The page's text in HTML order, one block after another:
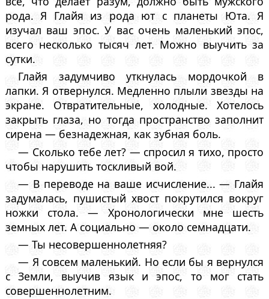
рода. Я Глайя из рода ют с планеты Юта. Я
изучал ваш эпос. У вас очень маленький эпос,
всего несколько тысяч лет. Можно выучить за
сутки.
Глайя задумчиво уткнулась мордочкой в
лапки. Я отвернулся. Медленно плыли звезды на
экране. Отвратительные, холодные. Хотелось
закрыть глаза, но тогда пространство заполнит
сирена — безнадежная, как зубная боль.
— Сколько тебе лет? — спросил я тихо, просто
чтобы нарушить тоскливый вой.
— В переводе на ваше исчисление... — Глайя
задумалась, пушистый хвост покрутился вокруг
ножки стола. — Хронологически мне шесть
земных лет. А социально — около семнадцати.
— Ты несовершеннолетняя?
— Я совсем маленький. Но если бы я вернулся
с Земли, выучив язык и эпос, то мог стать
совершеннолетним.